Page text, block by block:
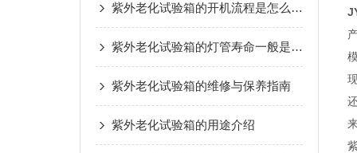
紫外老化试验箱的开机流程是怎么样的
紫外老化试验箱的灯管寿命一般是多久？
紫外老化试验箱的维修与保养指南
紫外老化试验箱的用途介绍